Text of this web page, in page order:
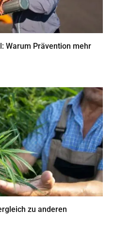
Warum Prävention mehr
zu anderen